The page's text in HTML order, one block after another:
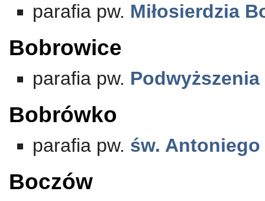
parafia pw. Miłosierdzia
Bobrowice
parafia pw.
Bobrówko
parafia pw. św. Antoniego
Boczów